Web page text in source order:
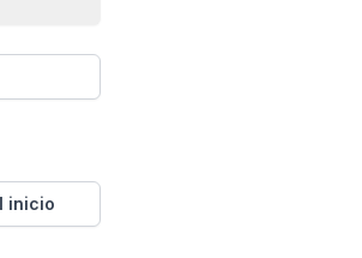
inicio